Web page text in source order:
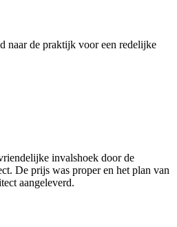
naar de praktijk voor een redelijke
invalshoek door de
De prijs was proper en het plan van
aangeleverd.